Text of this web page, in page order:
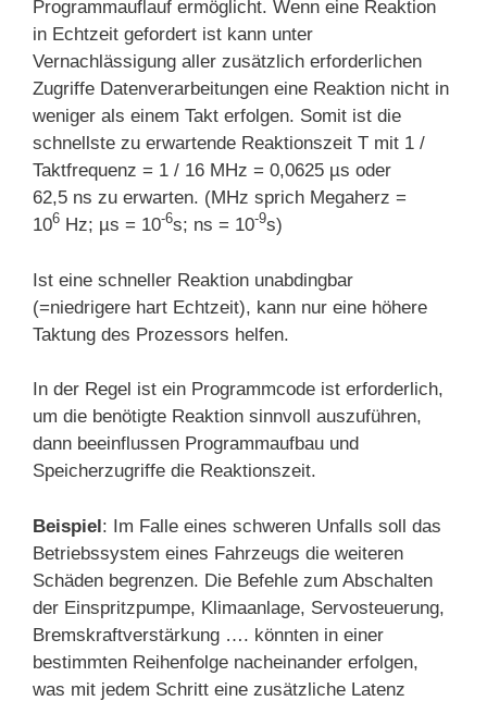
Programmauflauf ermöglicht. Wenn eine Reaktion
in Echtzeit gefordert ist kann unter
Vernachlässigung aller zusätzlich erforderlichen
Zugriffe Datenverarbeitungen eine Reaktion nicht in
weniger als einem Takt erfolgen. Somit ist die
schnellste zu erwartende Reaktionszeit T mit 1 /
Taktfrequenz = 1 / 16 MHz = 0,0625 µs oder
62,5 ns zu erwarten. (MHz sprich Megaherz =
106 Hz; µs = 10-6s; ns = 10-9s)
Ist eine schneller Reaktion unabdingbar
(=niedrigere hart Echtzeit), kann nur eine höhere
Taktung des Prozessors helfen.
In der Regel ist ein Programmcode ist erforderlich,
um die benötigte Reaktion sinnvoll auszuführen,
dann beeinflussen Programmaufbau und
Speicherzugriffe die Reaktionszeit.
Beispiel: Im Falle eines schweren Unfalls soll das
Betriebssystem eines Fahrzeugs die weiteren
Schäden begrenzen. Die Befehle zum Abschalten
der Einspritzpumpe, Klimaanlage, Servosteuerung,
Bremskraftverstärkung …. könnten in einer
bestimmten Reihenfolge nacheinander erfolgen,
was mit jedem Schritt eine zusätzliche Latenz